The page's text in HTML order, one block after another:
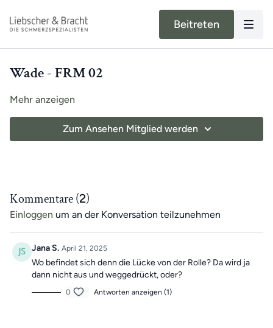
Beitreten
Wade - FRM 02
Mehr anzeigen
Zum Ansehen Mitglied werden
Kommentare (2)
Einloggen um an der Konversation teilzunehmen
Jana S. April 21, 2025
Wo befindet sich denn die Lücke von der Rolle? Da wird ja
dann nicht aus und weggedrückt, oder?
0 Antworten anzeigen (1)